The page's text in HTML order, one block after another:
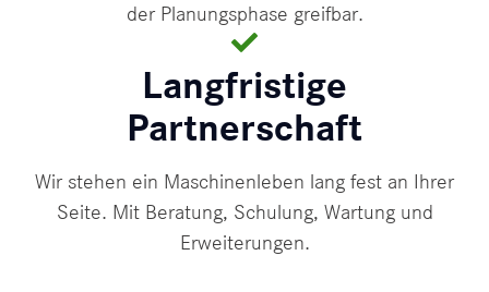
der Planungsphase greifbar.
Langfristige
Partnerschaft
Wir stehen ein Maschinenleben lang fest an Ihrer
Seite. Mit Beratung, Schulung, Wartung und
Erweiterungen.